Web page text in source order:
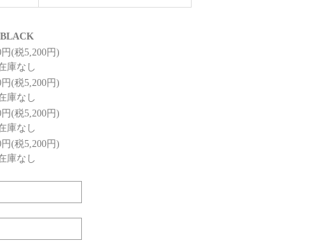
BLACK
円(税5,200円)
庫なし
円(税5,200円)
庫なし
円(税5,200円)
庫なし
円(税5,200円)
庫なし